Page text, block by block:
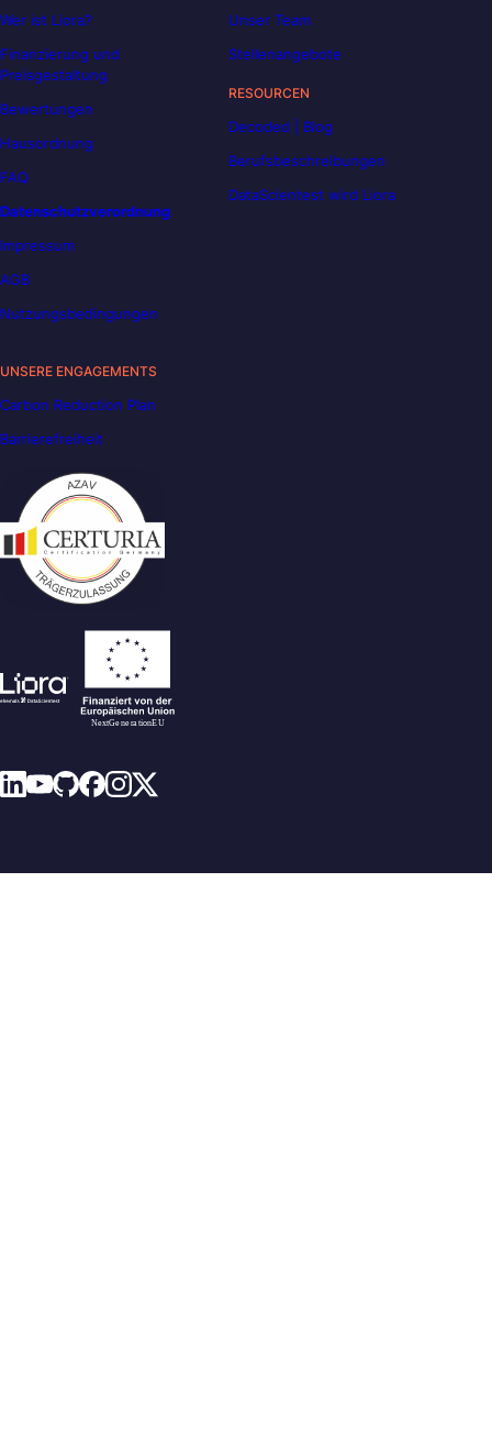
Wer ist Liora?
Finanzierung und
Preisgestaltung
Bewertungen
Hausordnung
FAQ
Datenschutzverordnung
Impressum
AGB
Nutzungsbedingungen
Unser Team
Stellenangebote
RESOURCEN
Decoded | Blog
Berufsbeschreibungen
DataScientest wird Liora
UNSERE ENGAGEMENTS
Carbon Reduction Plan
Barrierefreiheit